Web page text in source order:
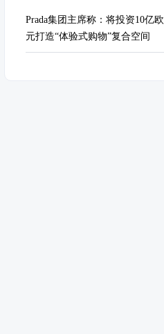
Prada集团主席称：将投资10亿欧
元打造“体验式购物”复合空间